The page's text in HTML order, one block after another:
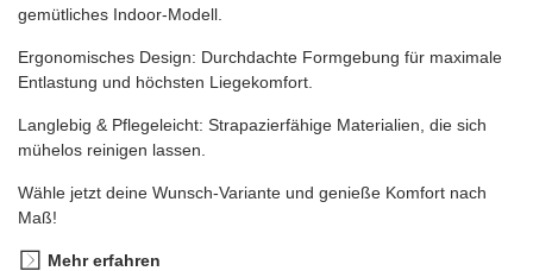
gemütliches Indoor-Modell.
Ergonomisches Design: Durchdachte Formgebung für maximale
Entlastung und höchsten Liegekomfort.
Langlebig & Pflegeleicht: Strapazierfähige Materialien, die sich
mühelos reinigen lassen.
Wähle jetzt deine Wunsch-Variante und genieße Komfort nach
Maß!
Mehr erfahren